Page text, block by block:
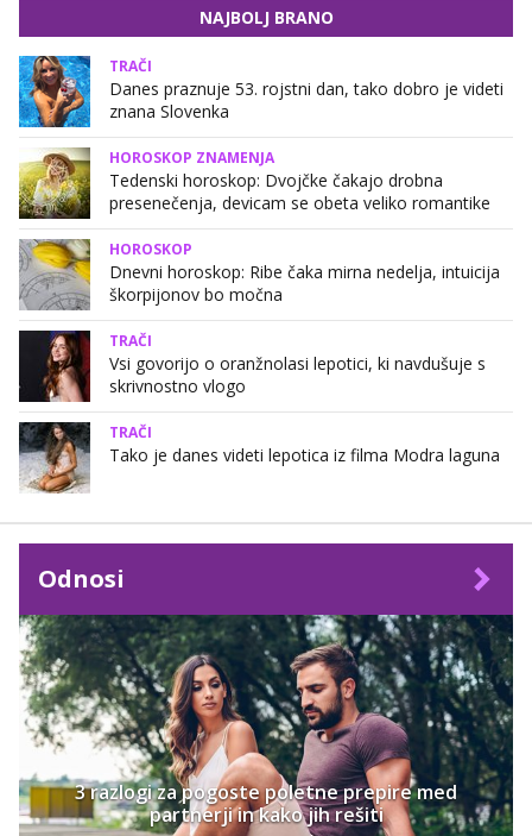
NAJBOLJ BRANO
TRAČI
Danes praznuje 53. rojstni dan, tako dobro je videti
znana Slovenka
HOROSKOP ZNAMENJA
Tedenski horoskop: Dvojčke čakajo drobna
presenečenja, devicam se obeta veliko romantike
HOROSKOP
Dnevni horoskop: Ribe čaka mirna nedelja, intuicija
škorpijonov bo močna
TRAČI
Vsi govorijo o oranžnolasi lepotici, ki navdušuje s
skrivnostno vlogo
TRAČI
Tako je danes videti lepotica iz filma Modra laguna
Odnosi
3 razlogi za pogoste poletne prepire med
partnerji in kako jih rešiti